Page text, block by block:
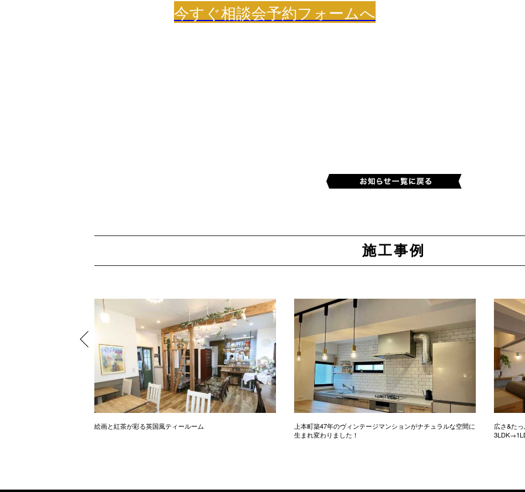
今すぐ相談会予約フォームへ
施工事例
絵画と紅茶が彩る英国風ティールーム
上本町築47年のヴィンテージマンションがナチュラルな空間に
生まれ変わりました！
広さ&た